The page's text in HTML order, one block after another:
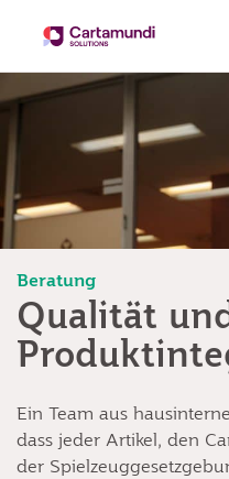
Beratung
Qualität
Ein Team aus
dass jeder Artikel, den
der